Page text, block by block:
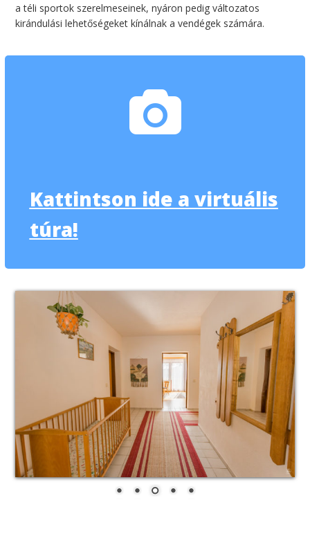
a téli sportok szerelmeseinek, nyáron pedig változatos
kirándulási lehetőségeket kínálnak a vendégek számára.
Kattintson ide a virtuális
túra!